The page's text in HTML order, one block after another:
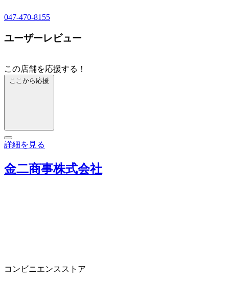
047-470-8155
ユーザーレビュー
この店舗を応援する！
ここから応援
詳細を見る
金二商事株式会社
コンビニエンスストア